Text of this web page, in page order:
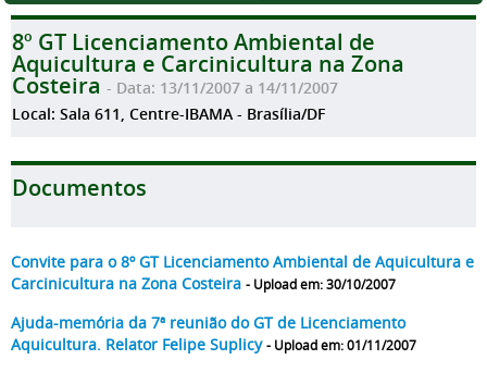
8º GT Licenciamento Ambiental de
Aquicultura e Carcinicultura na Zona
Costeira - Data: 13/11/2007 a 14/11/2007
Local: Sala 611, Centre-IBAMA - Brasília/DF
Documentos
Convite para o 8º GT Licenciamento Ambiental de Aquicultura e
Carcinicultura na Zona Costeira - Upload em: 30/10/2007
Ajuda-memória da 7ª reunião do GT de Licenciamento
Aquicultura. Relator Felipe Suplicy - Upload em: 01/11/2007